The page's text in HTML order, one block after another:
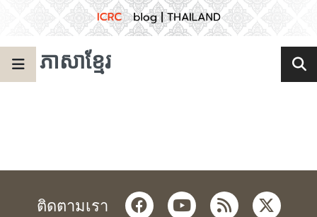
ភាសាខ្មែរ
ติดตามเรา facebookyoutube
rss twitter